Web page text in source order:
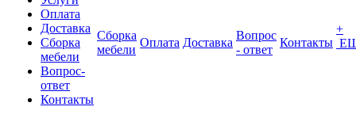
Оплата
Доставка
Сборка
мебели
Вопрос-
ответ
Контакты
Сборка
мебели
Оплата Доставка
Вопрос
- ответ
Контакты
+